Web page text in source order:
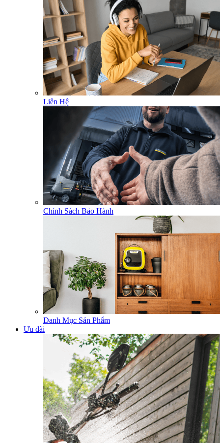
Liên Hệ
Chính Sách Bảo Hành
Danh Mục Sản Phẩm
Ưu đãi